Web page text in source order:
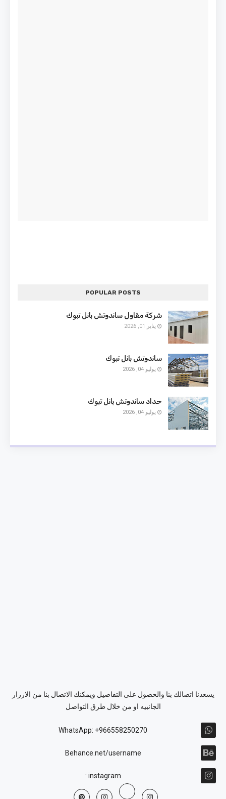
POPULAR POSTS
شركة مقاول ساندوتش بانل تبوك
يناير 01, 2026
ساندوتش بانل تبوك
يوليو 04, 2026
حداد ساندوتش بانل تبوك
يوليو 04, 2026
يسعدنا اتصالك بنا والحصول على التفاصيل ويمكنك الاتصال بنا من الازرار
الجانبيه او من خلال طرق التواصل
WhatsApp: +966558250270
Behance.net/username
instagram :